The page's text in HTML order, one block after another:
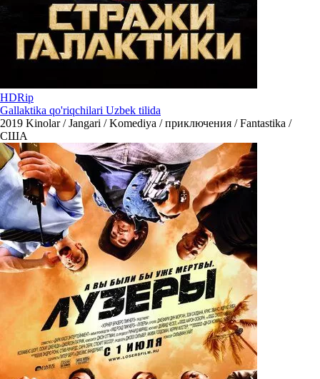
HDRip
Gallaktika qo'riqchilari Uzbek tilida
2019 Kinolar / Jangari / Komediya / приключения / Fantastika /
США